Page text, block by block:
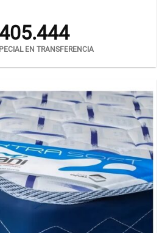
EN TRANSFERENCIA